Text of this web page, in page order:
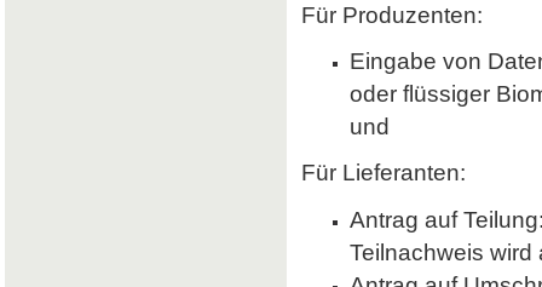
Für Produzenten:
Eingabe von
oder flüssiger
und
Für Lieferanten:
Antrag auf
Teilnachweis wird